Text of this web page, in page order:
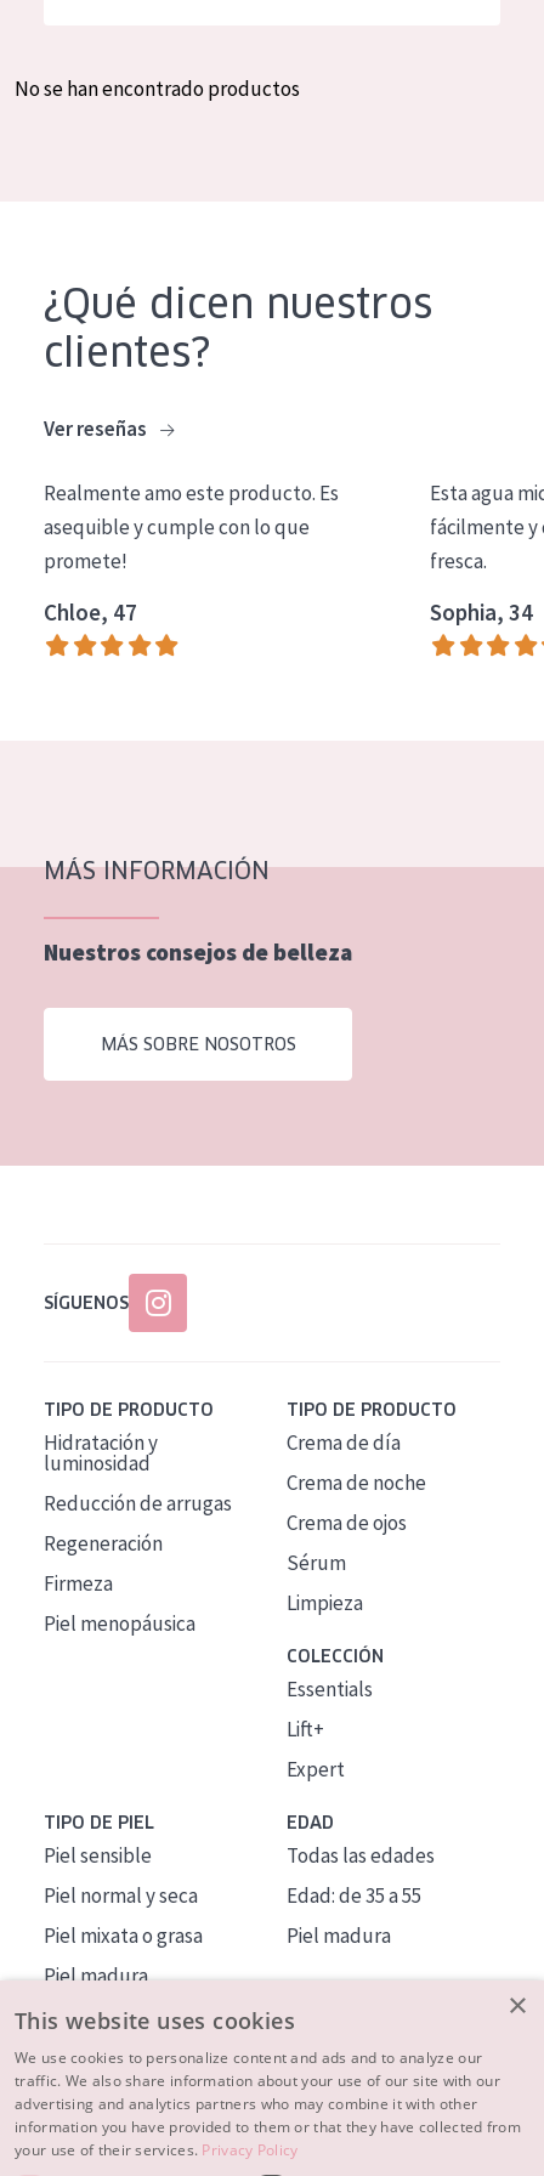
Crema de día
Crema de noche
Limpieza
COLECCIÓN
Essentials
Lift+
Piel normal y seca
Piel mixata o grasa
Piel madura
Piel expuesta al sol
Piel menopáusica
Todas las edades
Spanish
No se han encontrado productos
¿Qué dicen nuestros
clientes?
Ver reseñas
Realmente amo este producto. Es
asequible y cumple con lo que
promete!
Chloe, 47
Esta agua
fácilmente y
fresca.
Sophia, 34
MÁS INFORMACIÓN
Nuestros consejos de belleza
MÁS SOBRE NOSOTROS
SÍGUENOS
TIPO DE PRODUCTO
Hidratación y
luminosidad
Reducción de arrugas
Regeneración
Firmeza
Piel menopáusica
TIPO DE PRODUCTO
Crema de día
Crema de noche
Crema de ojos
Sérum
Limpieza
COLECCIÓN
Essentials
Lift+
Expert
TIPO DE PIEL
Piel sensible
Piel normal y seca
Piel mixata o grasa
Piel madura
Piel expuesta al sol
Piel menopáusica
EDAD
Todas las edades
Edad: de 35 a 55
Piel madura
MÁS SOBRE NOSOTROS
INSPIRACIÓN
×
This website uses cookies
We use cookies to personalize content and ads and to analyze our
traffic. We also share information about your use of our site with our
advertising and analytics partners who may combine it with other
information you have provided to them or that they have collected from
your use of their services. Privacy Policy